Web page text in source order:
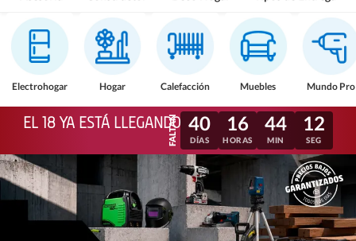
Electrohogar Hogar Calefacción Muebles Mundo Pro
EL 18 YA ESTÁ LLEGANDO 40
DÍAS
16
HORAS
44
MIN
09
SEG